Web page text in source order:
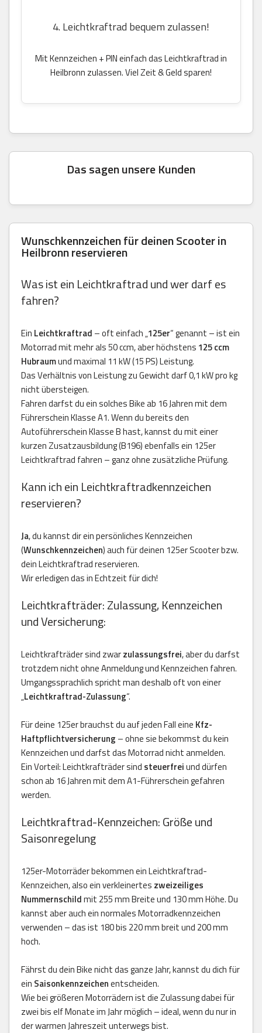
4. Leichtkraftrad bequem zulassen!
Mit Kennzeichen + PIN einfach das Leichtkraftrad in
Heilbronn zulassen. Viel Zeit & Geld sparen!
Das sagen unsere Kunden
Wunschkennzeichen für deinen Scooter in
Heilbronn reservieren
Was ist ein Leichtkraftrad und wer darf es
fahren?
Ein Leichtkraftrad – oft einfach „125er“ genannt – ist ein
Motorrad mit mehr als 50 ccm, aber höchstens 125 ccm
Hubraumund maximal 11 kW (15 PS) Leistung.
Das Verhältnis von Leistung zu Gewicht darf 0,1 kW pro kg
nicht übersteigen.
Fahren darfst du ein solches Bike ab 16 Jahren mit dem
Führerschein Klasse A1. Wenn du bereits den
Autoführerschein Klasse B hast, kannst du mit einer
kurzen Zusatzausbildung (B196) ebenfalls ein 125er
Leichtkraftrad fahren – ganz ohne zusätzliche Prüfung.
Kann ich ein Leichtkraftradkennzeichen
reservieren?
Ja, du kannst dir ein persönliches Kennzeichen
(Wunschkennzeichen) auch für deinen 125er Scooter bzw.
dein Leichtkraftrad reservieren.
Wir erledigen das in Echtzeit für dich!
Leichtkrafträder: Zulassung, Kennzeichen
und Versicherung:
Leichtkrafträder sind zwarzulassungsfrei, aber du darfst
trotzdem nicht ohne Anmeldung und Kennzeichen fahren.
Umgangssprachlich spricht man deshalb oft von einer
„Leichtkraftrad-Zulassung“.
Für deine 125er brauchst du auf jeden Fall eine Kfz-
Haftpflichtversicherung – ohne sie bekommst du kein
Kennzeichen und darfst das Motorrad nicht anmelden.
Ein Vorteil: Leichtkrafträder sind steuerfreiund dürfen
schon ab 16 Jahren mit dem A1-Führerschein gefahren
werden.
Leichtkraftrad-Kennzeichen: Größe und
Saisonregelung
125er-Motorräder bekommen ein Leichtkraftrad-
Kennzeichen, also ein verkleinertes zweizeiliges
Nummernschildmit 255 mm Breite und 130 mm Höhe. Du
kannst aber auch ein normales Motorradkennzeichen
verwenden – das ist 180 bis 220 mm breit und 200 mm
hoch.
Fährst du dein Bike nicht das ganze Jahr, kannst du dich für
ein Saisonkennzeichenentscheiden.
Wie bei größeren Motorrädern ist die Zulassung dabei für
zwei bis elf Monate im Jahr möglich – ideal, wenn du nur in
der warmen Jahreszeit unterwegs bist.